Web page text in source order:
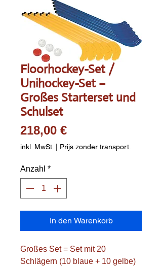
Floorhockey-Set /
Unihockey-Set –
Großes Starterset und
Schulset
218,00 €Preis
inkl. MwSt. | Prijs zonder transport.
Anzahl *
In den Warenkorb
Großes Set = Set mit 20
Schlägern (10 blaue + 10 gelbe)